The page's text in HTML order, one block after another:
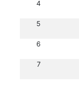
4
5
6
7